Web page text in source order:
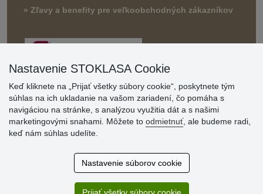
» Zľavy a benefity pre veľkoobchodných zákazníkov
Hodnotenia
zákazníkov
Ústretovosť, pohotovosť. Som spokojná.
Nastavenie STOKLASA Cookie
Keď kliknete na „Prijať všetky súbory cookie“, poskytnete tým
súhlas na ich ukladanie na vašom zariadení, čo pomáha s
navigáciou na stránke, s analýzou využitia dát a s našimi
marketingovými snahami. Môžete to odmietnuť, ale budeme radi,
keď nám súhlas udelíte.
Nastavenie súborov cookie